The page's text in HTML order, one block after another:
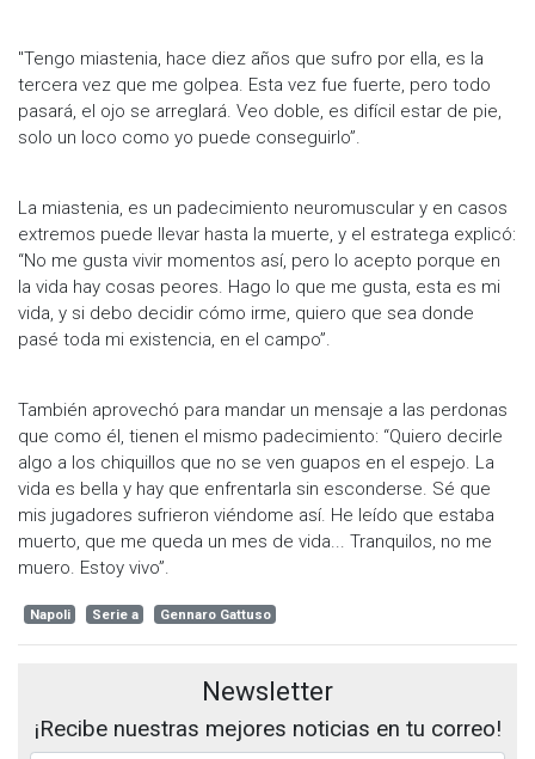
"Tengo miastenia, hace diez años que sufro por ella, es la
tercera vez que me golpea. Esta vez fue fuerte, pero todo
pasará, el ojo se arreglará. Veo doble, es difícil estar de pie,
solo un loco como yo puede conseguirlo”.
La miastenia, es un padecimiento neuromuscular y en casos
extremos puede llevar hasta la muerte, y el estratega explicó:
“No me gusta vivir momentos así, pero lo acepto porque en
la vida hay cosas peores. Hago lo que me gusta, esta es mi
vida, y si debo decidir cómo irme, quiero que sea donde
pasé toda mi existencia, en el campo”.
También aprovechó para mandar un mensaje a las perdonas
que como él, tienen el mismo padecimiento: “Quiero decirle
algo a los chiquillos que no se ven guapos en el espejo. La
vida es bella y hay que enfrentarla sin esconderse. Sé que
mis jugadores sufrieron viéndome así. He leído que estaba
muerto, que me queda un mes de vida... Tranquilos, no me
muero. Estoy vivo”.
Napoli Serie a Gennaro Gattuso
Newsletter
¡Recibe nuestras mejores noticias en tu correo!